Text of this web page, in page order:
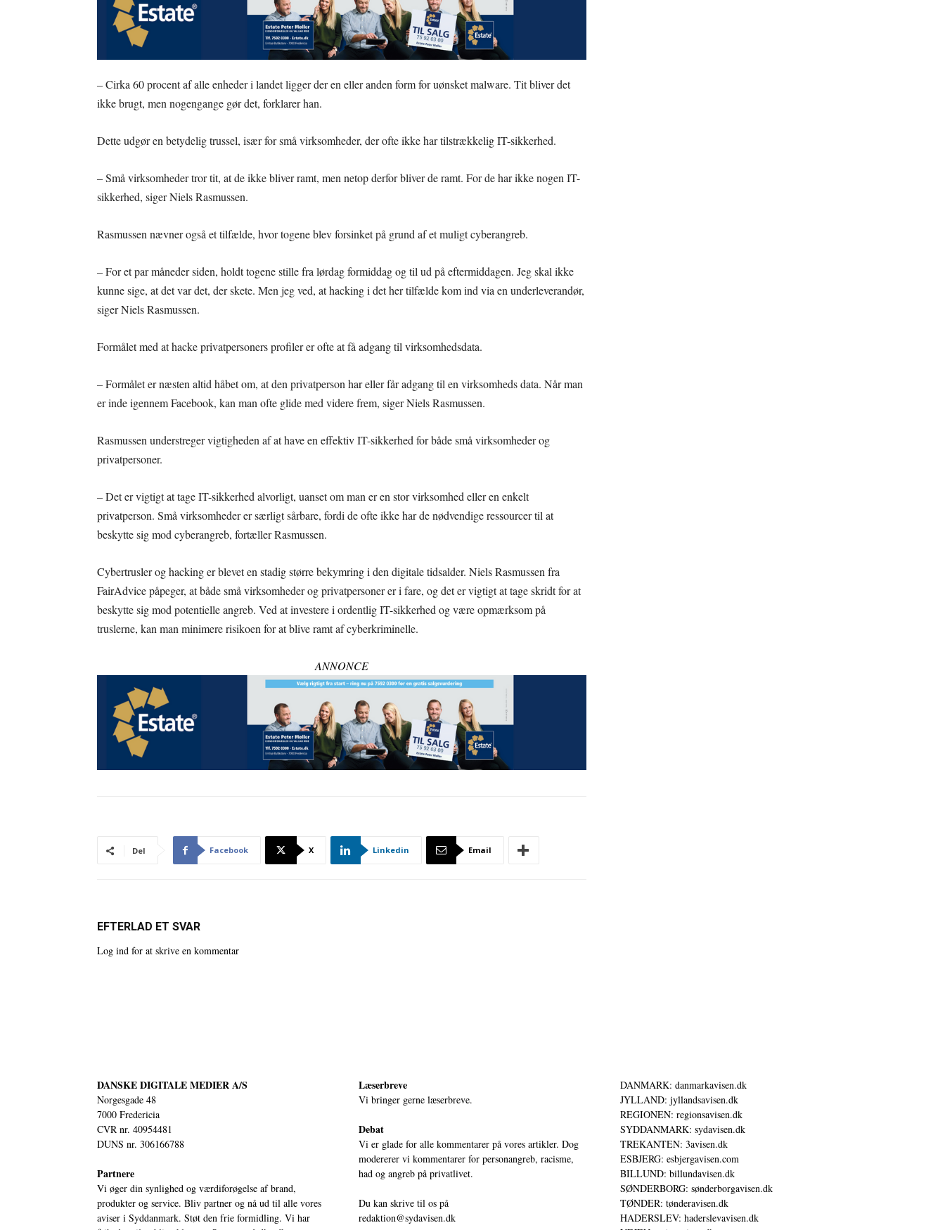
– Cirka 60 procent af alle enheder i landet ligger der en eller anden form for uønsket malware. Tit bliver det
ikke brugt, men nogengange gør det, forklarer han.
Dette udgør en betydelig trussel, især for små virksomheder, der ofte ikke har tilstrækkelig IT-sikkerhed.
– Små virksomheder tror tit, at de ikke bliver ramt, men netop derfor bliver de ramt. For de har ikke nogen IT-
sikkerhed, siger Niels Rasmussen.
Rasmussen nævner også et tilfælde, hvor togene blev forsinket på grund af et muligt cyberangreb.
– For et par måneder siden, holdt togene stille fra lørdag formiddag og til ud på eftermiddagen. Jeg skal ikke
kunne sige, at det var det, der skete. Men jeg ved, at hacking i det her tilfælde kom ind via en underleverandør,
siger Niels Rasmussen.
Formålet med at hacke privatpersoners profiler er ofte at få adgang til virksomhedsdata.
– Formålet er næsten altid håbet om, at den privatperson har eller får adgang til en virksomheds data. Når man
er inde igennem Facebook, kan man ofte glide med videre frem, siger Niels Rasmussen.
Rasmussen understreger vigtigheden af at have en effektiv IT-sikkerhed for både små virksomheder og
privatpersoner.
– Det er vigtigt at tage IT-sikkerhed alvorligt, uanset om man er en stor virksomhed eller en enkelt
privatperson. Små virksomheder er særligt sårbare, fordi de ofte ikke har de nødvendige ressourcer til at
beskytte sig mod cyberangreb, fortæller Rasmussen.
Cybertrusler og hacking er blevet en stadig større bekymring i den digitale tidsalder. Niels Rasmussen fra
FairAdvice påpeger, at både små virksomheder og privatpersoner er i fare, og det er vigtigt at tage skridt for at
beskytte sig mod potentielle angreb. Ved at investere i ordentlig IT-sikkerhed og være opmærksom på
truslerne, kan man minimere risikoen for at blive ramt af cyberkriminelle.
ANNONCE
Del Facebook X Linkedin Email
EFTERLAD ET SVAR
Log ind for at skrive en kommentar
DANSKE DIGITALE MEDIER A/S
Norgesgade 48
7000 Fredericia
CVR nr. 40954481
DUNS nr. 306166788
Partnere
Vi øger din synlighed og værdiforøgelse af brand,
produkter og service. Bliv partner og nå ud til alle vores
aviser i Syddanmark. Støt den frie formidling. Vi har
Læserbreve
Vi bringer gerne læserbreve.
Debat
Vi er glade for alle kommentarer på vores artikler. Dog
modererer vi kommentarer for personangreb, racisme,
had og angreb på privatlivet.
Du kan skrive til os på
redaktion@sydavisen.dk
DANMARK: danmarkavisen.dk
JYLLAND: jyllandsavisen.dk
REGIONEN: regionsavisen.dk
SYDDANMARK: sydavisen.dk
TREKANTEN: 3avisen.dk
ESBJERG: esbjergavisen.com
BILLUND: billundavisen.dk
SØNDERBORG: sønderborgavisen.dk
TØNDER: tønderavisen.dk
HADERSLEV: haderslevavisen.dk